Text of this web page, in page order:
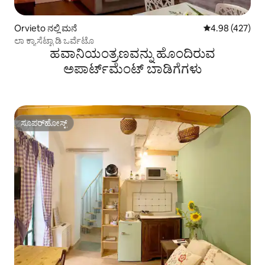
Orvieto ನಲ್ಲಿ ಮನೆ 5 ರಲ್ಲಿ 4.98
4.98 (427)
ಲಾ ಕ್ಯಾಸೆಟ್ಟಾ ಡಿ ಒರ್ವೆಟೊ
ಹವಾನಿಯಂತ್ರಣವನ್ನು ಹೊಂದಿರುವ
ಅಪಾರ್ಟ್‌ಮೆಂಟ್‌ ಬಾಡಿಗೆಗಳು
ಸೂಪರ್‌ಹೋಸ್ಟ್
ಸೂಪರ್‌ಹೋಸ್ಟ್